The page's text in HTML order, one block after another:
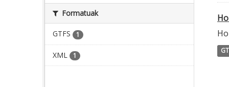
Formatuak
GTFS 1
XML 1